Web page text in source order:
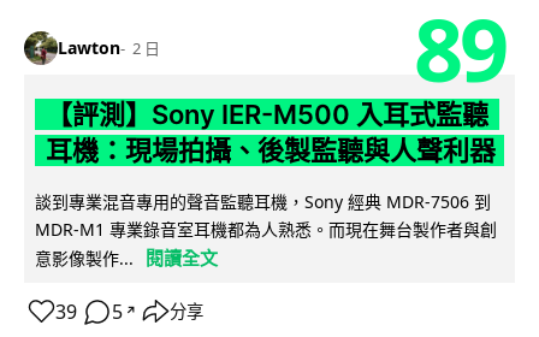
Lawton 2 日 89
【評測】Sony IER-M500 入耳式監聽
耳機：現場拍攝、後製監聽與人聲利器
談到專業混音專用的聲音監聽耳機，Sony 經典 MDR-7506 到
MDR-M1 專業錄音室耳機都為人熟悉。而現在舞台製作者與創
意影像製作...
閱讀全文
39 5 ↗ 分享